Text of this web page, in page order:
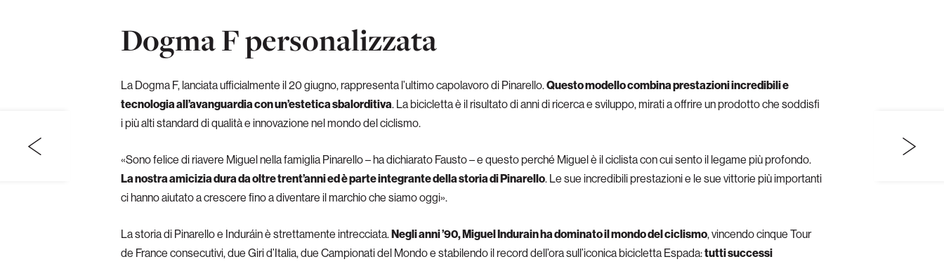
Dogma F personalizzata
La Dogma F, lanciata ufficialmente il 20 giugno, rappresenta l’ultimo capolavoro di Pinarello.Questo modello combina prestazioni incredibili e
tecnologia all’avanguardia con un’estetica sbalorditiva. La bicicletta è il risultato di anni di ricerca e sviluppo, mirati a offrire un prodotto che soddisfi
i più alti standard di qualità e innovazione nel mondo del ciclismo.
«Sono felice di riavere Miguel nella famiglia Pinarello – ha dichiarato Fausto – e questo perché Miguel è il ciclista con cui sento il legame più profondo.
La nostra amicizia dura da oltre trent’anni ed è parte integrante della storia di Pinarello. Le sue incredibili prestazioni e le sue vittorie più importanti
ci hanno aiutato a crescere fino a diventare il marchio che siamo oggi».
La storia di Pinarello e Induráin è strettamente intrecciata.Negli anni ’90, Miguel Indurain ha dominato il mondo del ciclismo, vincendo cinque Tour
de France consecutivi, due Giri d’Italia, due Campionati del Mondo e stabilendo il record dell’ora sull’iconica bicicletta Espada:tutti successi